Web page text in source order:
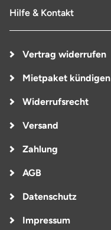
Hilfe & Kontakt
Vertrag widerrufen
Mietpaket kündigen
Widerrufsrecht
Versand
Zahlung
AGB
Datenschutz
Impressum